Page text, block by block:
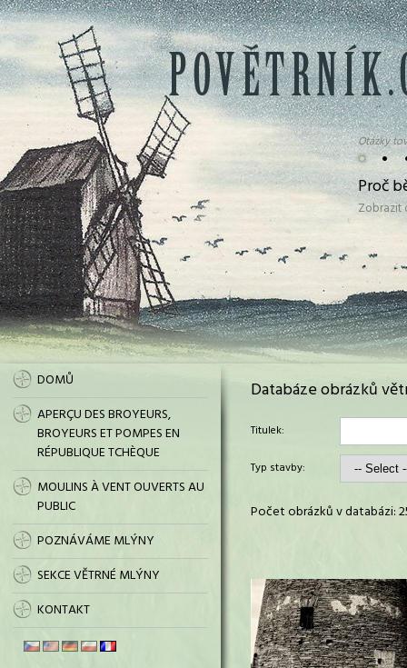
• •
Otázky
Proč
DOMŮ
APERÇU DES BROYEURS,
BROYEURS ET POMPES EN
RÉPUBLIQUE TCHÈQUE
MOULINS À VENT OUVERTS AU
PUBLIC
POZNÁVÁME MLÝNY
SEKCE VĚTRNÉ MLÝNY
KONTAKT
Databáze obrázků
Titulek:
Typ stavby:
Počet obrázků v databázi: